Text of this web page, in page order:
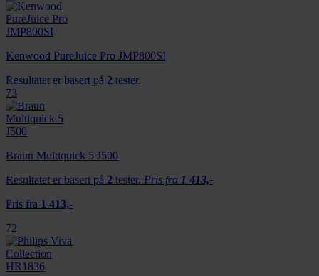
Kenwood PureJuice Pro JMP800SI
Resultatet er basert på 2 tester.
73
Braun Multiquick 5 J500
Resultatet er basert på 2 tester. Pris fra 1 413,-
Pris fra 1 413,-
72